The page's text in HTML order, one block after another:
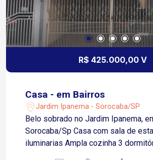
R$ 425.000,00 V
Casa - em Bairros
Jardim Ipanema - Sorocaba/SP
Belo sobrado no Jardim Ipanema,
Sorocaba/Sp Casa com sala de
iluminarias Ampla cozinha 3 dormitórios sendo 1